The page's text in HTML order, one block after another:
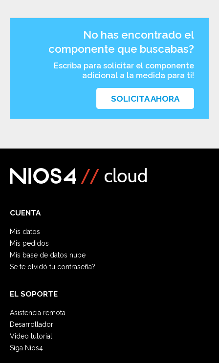
No has encontrado el
componente que buscabas?
Escriba para solicitar el componente
adicional a la medida para ti!
SOLICITA AHORA
CUENTA
Mis datos
Mis pedidos
Mis base de datos nube
Se te olvidó tu contraseña?
EL SOPORTE
Asistencia remota
Desarrollador
Video tutorial
Siga Nios4